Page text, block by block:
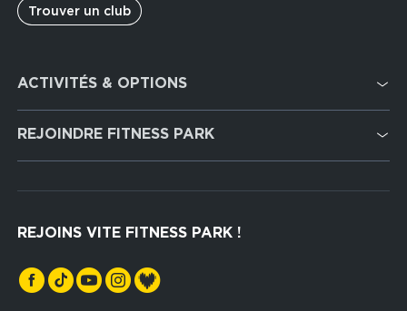
Trouver un club
services
ACTIVITÉS & OPTIONS
Cardio Training
Musculation
Hyrox Zone
Cross Training
REJOINDRE FITNESS PARK
REJOINS VITE FITNESS PARK !